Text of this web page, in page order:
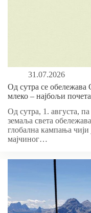
31.07.2026
Од сутра се обележава
млеко – најбољи
Од сутра, 1. августа,
земаља света
глобална кампања чији
мајчиног…